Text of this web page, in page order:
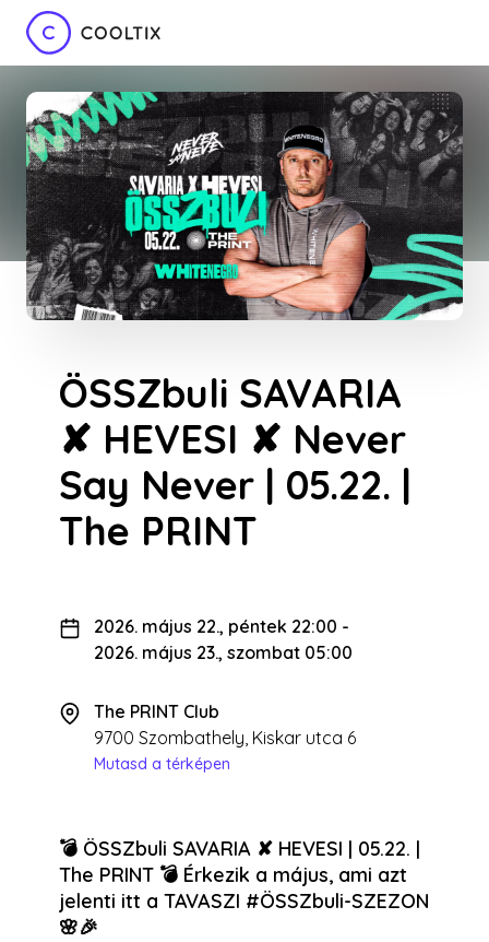
ÖSSZbuli SAVARIA
✘ HEVESI ✘ Never
Say Never | 05.22. |
The PRINT
2026. május 22., péntek 22:00 -
2026. május 23., szombat 05:00
The PRINT Club
9700 Szombathely, Kiskar utca 6
Mutasd a térképen
💣 ÖSSZbuli SAVARIA ✘ HEVESI | 05.22. |
The PRINT 💣 Érkezik a május, ami azt
jelenti itt a TAVASZI #ÖSSZbuli-SZEZON
🌸🎉